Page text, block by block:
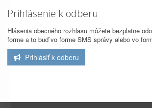
Prihlásenie k odberu
Hlásenia obecného rozhlasu môžete bezplatne
forme a to buď vo forme SMS správy alebo vo
Prihlásiť k odberu